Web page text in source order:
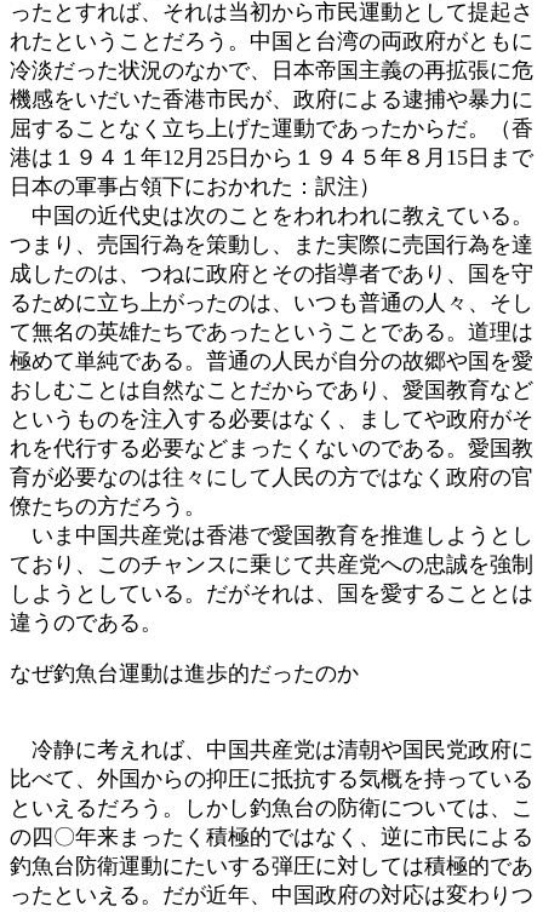
ったとすれば、それは当初から市民運動として提起さ
れたということだろう。中国と台湾の両政府がともに
冷淡だった状況のなかで、日本帝国主義の再拡張に危
機感をいだいた香港市民が、政府による逮捕や暴力に
屈することなく立ち上げた運動であったからだ。（香
港は１９４１年12月25日から１９４５年８月15日まで
日本の軍事占領下におかれた：訳注）
中国の近代史は次のことをわれわれに教えている。
つまり、売国行為を策動し、また実際に売国行為を達
成したのは、つねに政府とその指導者であり、国を守
るために立ち上がったのは、いつも普通の人々、そし
て無名の英雄たちであったということである。道理は
極めて単純である。普通の人民が自分の故郷や国を愛
おしむことは自然なことだからであり、愛国教育など
というものを注入する必要はなく、ましてや政府がそ
れを代行する必要などまったくないのである。愛国教
育が必要なのは往々にして人民の方ではなく政府の官
僚たちの方だろう。
いま中国共産党は香港で愛国教育を推進しようとし
ており、このチャンスに乗じて共産党への忠誠を強制
しようとしている。だがそれは、国を愛することとは
違うのである。
なぜ釣魚台運動は進歩的だったのか
冷静に考えれば、中国共産党は清朝や国民党政府に
比べて、外国からの抑圧に抵抗する気概を持っている
といえるだろう。しかし釣魚台の防衛については、こ
の四〇年来まったく積極的ではなく、逆に市民による
釣魚台防衛運動にたいする弾圧に対しては積極的であ
ったといえる。だが近年、中国政府の対応は変わりつ